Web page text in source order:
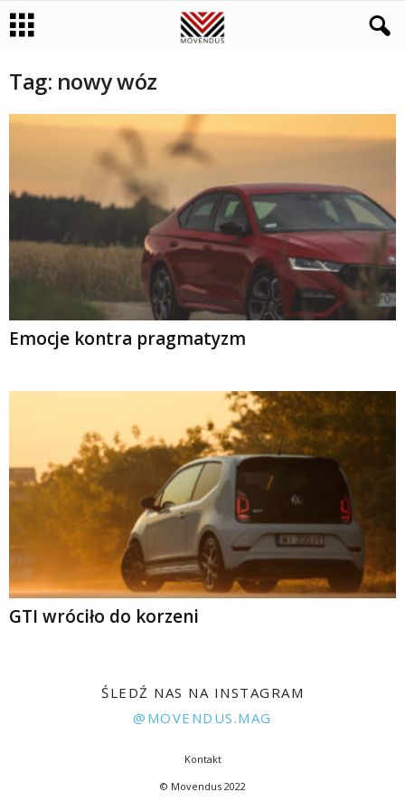
Tag: nowy wóz
Emocje kontra pragmatyzm
GTI wróciło do korzeni
ŚLEDŹ NAS NA INSTAGRAM
@MOVENDUS.MAG
Kontakt
© Movendus 2022